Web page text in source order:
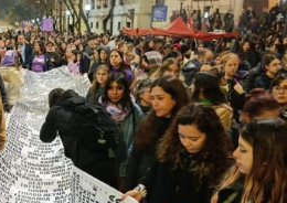
desde el bajo delta
y escuchar a isleños,
y vecinos que
un territorio en disputa.
PDF